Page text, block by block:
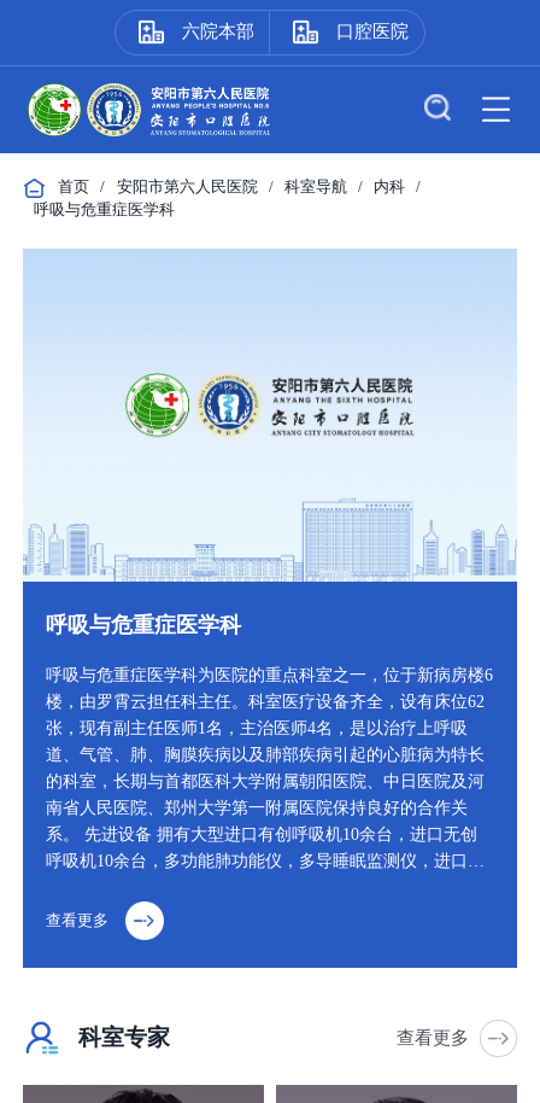
六院本部 口腔医院
首页 / 安阳市第六人民医院 / 科室导航 / 内科
/
呼吸与危重症医学科
呼吸与危重症医学科
呼吸与危重症医学科为医院的重点科室之一，位于新病房楼6
楼，由罗霄云担任科主任。科室医疗设备齐全，设有床位62
张，现有副主任医师1名，主治医师4名，是以治疗上呼吸
道、气管、肺、胸膜疾病以及肺部疾病引起的心脏病为特长
的科室，长期与首都医科大学附属朝阳医院、中日医院及河
南省人民医院、郑州大学第一附属医院保持良好的合作关
系。 先进设备 拥有大型进口有创呼吸机10余台，进口无创
呼吸机10余台，多功能肺功能仪，多导睡眠监测仪，进口奥
血气分析仪、心肺功能检测设备及各型雾化吸入设备、智
查看更多
科室专家 查看更多